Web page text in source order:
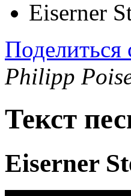
Eiserner
Поделиться
Philipp
Текст
Eiserner